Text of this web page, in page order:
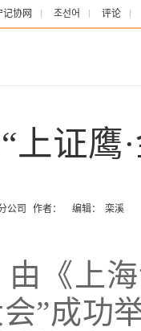
记协网 조선어 评论
上证鹰
公司 作者： 编辑： 栾溪
由《上
”成功